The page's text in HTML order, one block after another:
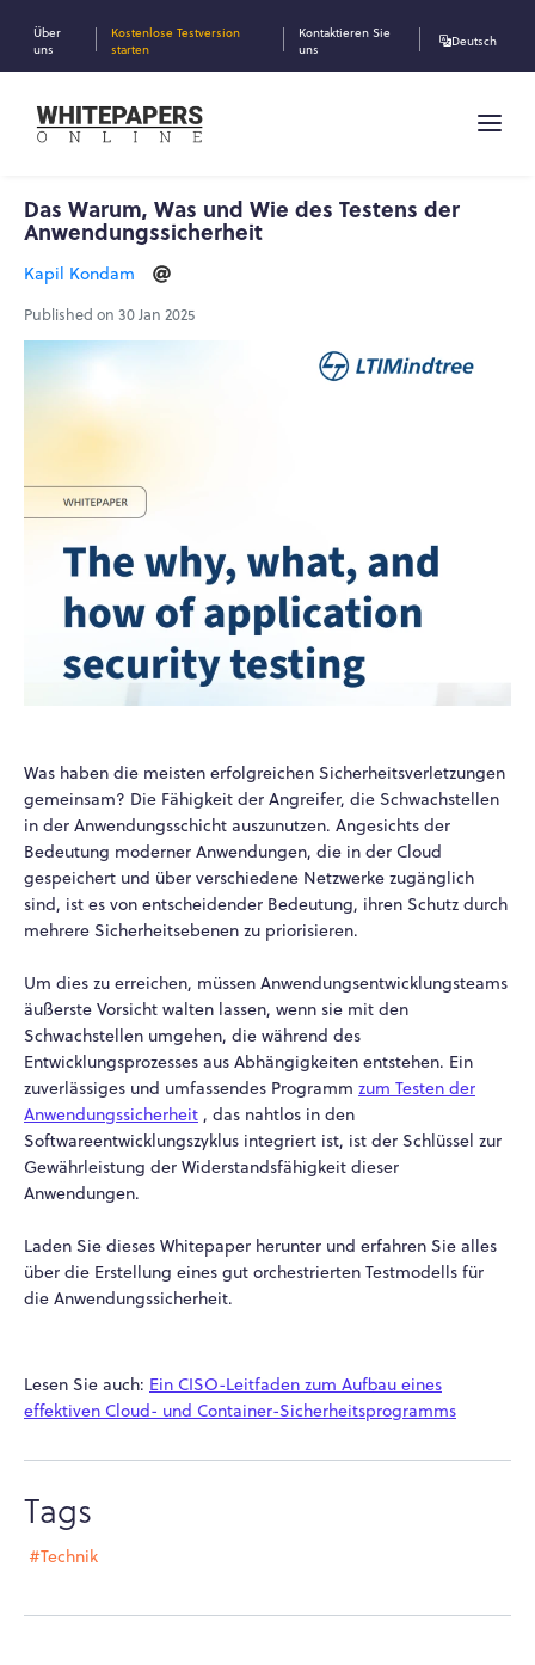
Über
uns
Kostenlose Testversion
starten
Kontaktieren Sie
uns
Deutsch
Das Warum, Was und Wie des Testens der
Anwendungssicherheit
Kapil Kondam
Published on 30 Jan 2025
Was haben die meisten erfolgreichen Sicherheitsverletzungen
gemeinsam? Die Fähigkeit der Angreifer, die Schwachstellen
in der Anwendungsschicht auszunutzen. Angesichts der
Bedeutung moderner Anwendungen, die in der Cloud
gespeichert und über verschiedene Netzwerke zugänglich
sind, ist es von entscheidender Bedeutung, ihren Schutz durch
mehrere Sicherheitsebenen zu priorisieren.
Um dies zu erreichen, müssen Anwendungsentwicklungsteams
äußerste Vorsicht walten lassen, wenn sie mit den
Schwachstellen umgehen, die während des
Entwicklungsprozesses aus Abhängigkeiten entstehen. Ein
zuverlässiges und umfassendes Programm zum Testen der
Anwendungssicherheit , das nahtlos in den
Softwareentwicklungszyklus integriert ist, ist der Schlüssel zur
Gewährleistung der Widerstandsfähigkeit dieser
Anwendungen.
Laden Sie dieses Whitepaper herunter und erfahren Sie alles
über die Erstellung eines gut orchestrierten Testmodells für
die Anwendungssicherheit.
Lesen Sie auch: Ein CISO-Leitfaden zum Aufbau eines
effektiven Cloud- und Container-Sicherheitsprogramms
Tags
#Technik